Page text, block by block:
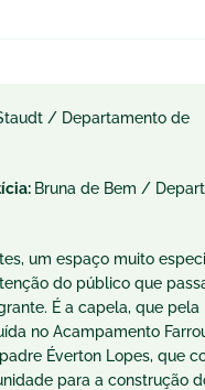
/ Departamento de
Bruna de Bem /
um espaço muito
do público que
É a capela, que pela
no Acampamento
Éverton Lopes, que
para a construção